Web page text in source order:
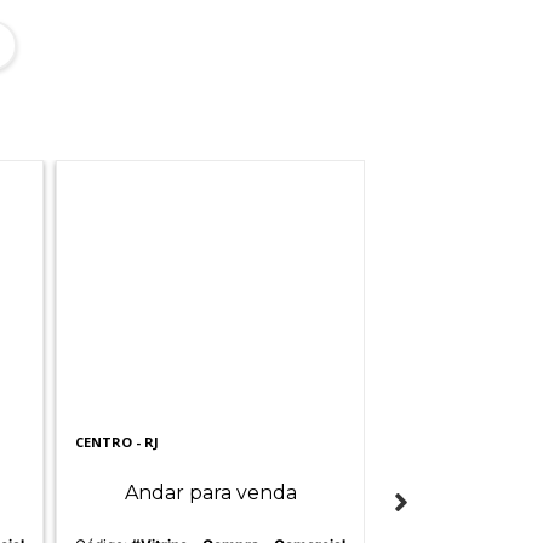
CENTRO - RJ
Andar para venda